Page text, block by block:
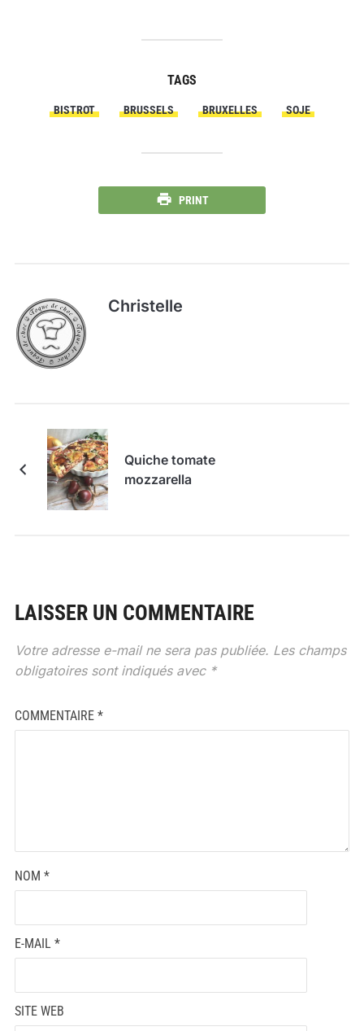
TAGS
BISTROT BRUSSELS BRUXELLES SOJE
PRINT
Christelle
Quiche tomate
mozzarella
LAISSER UN COMMENTAIRE
Votre adresse e-mail ne sera pas publiée. Les champs
obligatoires sont indiqués avec *
COMMENTAIRE *
NOM *
E-MAIL *
SITE WEB